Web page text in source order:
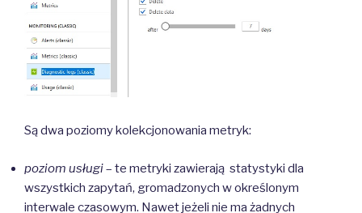
Są dwa poziomy kolekcjonowania metryk:
poziom usługi– te metryki zawierają statystyki dla
wszystkich zapytań, gromadzonych w określonym
interwale czasowym. Nawet jeżeli nie ma żadnych